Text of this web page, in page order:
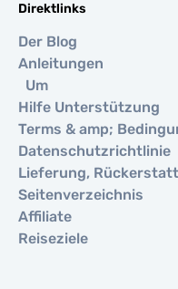
Direktlinks
Der Blog
Anleitungen
Um
Hilfe Unterstützung
Terms & amp;
Datenschutzrichtlinie
Lieferung,
Seitenverzeichnis
Affiliate
Reiseziele